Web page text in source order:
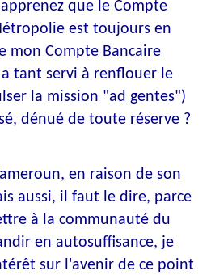
que le Compte
est toujours en
mon Compte Bancaire
tant servi à renflouer le
la mission "ad gentes")
dénué de toute réserve ?
en raison de son
aussi, il faut le dire, parce
à la communauté du
en autosuffisance, je
sur l'avenir de ce point